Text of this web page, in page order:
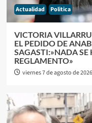
Actualidad Politica
VICTORIA
EL PEDIDO DE
SAGASTI:»NADA SE
REGLAMENTO»
viernes 7 de agosto de